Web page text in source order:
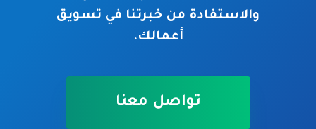
والاستفادة من خبرتنا في تسويق
أعمالك.
تواصل معنا